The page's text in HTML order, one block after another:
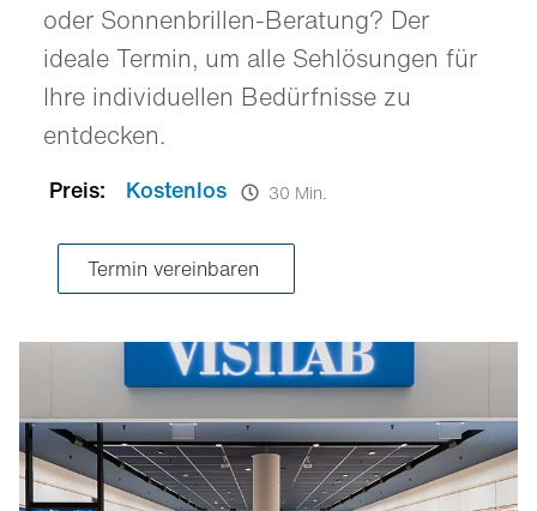
oder Sonnenbrillen-Beratung? Der
ideale Termin, um alle Sehlösungen für
Ihre individuellen Bedürfnisse zu
entdecken.
Preis: Kostenlos 30 Min.
Termin vereinbaren